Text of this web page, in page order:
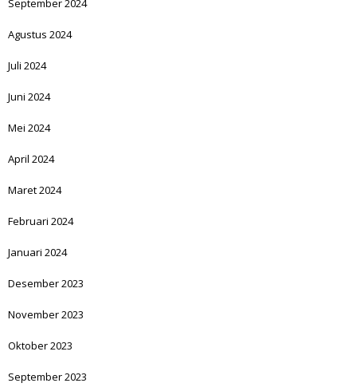
September 2024
Agustus 2024
Juli 2024
Juni 2024
Mei 2024
April 2024
Maret 2024
Februari 2024
Januari 2024
Desember 2023
November 2023
Oktober 2023
September 2023